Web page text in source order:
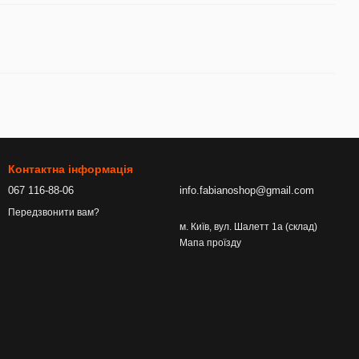
Контактна інформація
067 116-88-06
Передзвонити вам?
info.fabianoshop@gmail.com
м. Київ, вул. Шалетт 1а (склад)
Мапа проїзду